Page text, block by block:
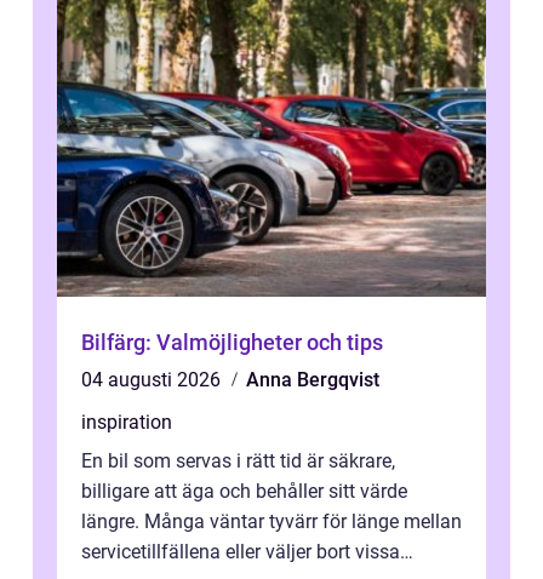
Bilfärg: Valmöjligheter och tips
04 augusti 2026
Anna Bergqvist
inspiration
En bil som servas i rätt tid är säkrare,
billigare att äga och behåller sitt värde
längre. Många väntar tyvärr för länge mellan
servicetillfällena eller väljer bort vissa